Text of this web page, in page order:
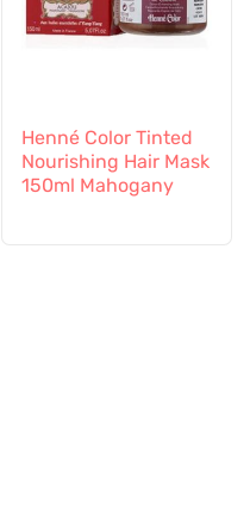
Henné Color Tinted
Nourishing Hair Mask
150ml Mahogany